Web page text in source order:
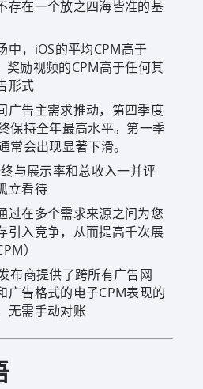
存在一个放之四海皆准的基
中，iOS的平均CPM高于
励视频的CPM高于任何其
形式
广告主需求推动，第四季度
保持全年最高水平。第一季
常会出现显著下滑。
与展示率和总收入一并评
立看待
过在多个需求来源之间为您
引入竞争，从而提高千次展
）
布商提供了跨所有广告网
广告格式的电子CPM表现的
无需手动对账